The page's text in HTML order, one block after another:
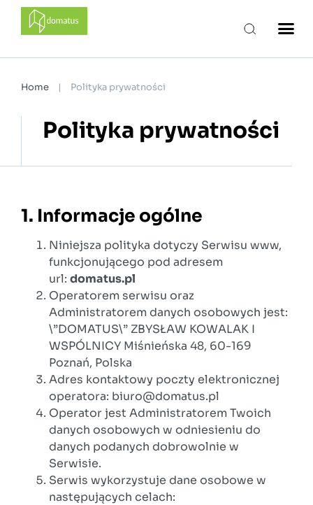
Home | Polityka prywatności
Polityka prywatności
1. Informacje ogólne
Niniejsza polityka dotyczy Serwisu www,
funkcjonującego pod adresem
url: domatus.pl
Operatorem serwisu oraz
Administratorem danych osobowych jest:
\”DOMATUS\” ZBYSŁAW KOWALAK I
WSPÓLNICY Miśnieńska 48, 60-169
Poznań, Polska
Adres kontaktowy poczty elektronicznej
operatora: biuro@domatus.pl
Operator jest Administratorem Twoich
danych osobowych w odniesieniu do
danych podanych dobrowolnie w
Serwisie.
Serwis wykorzystuje dane osobowe w
następujących celach: